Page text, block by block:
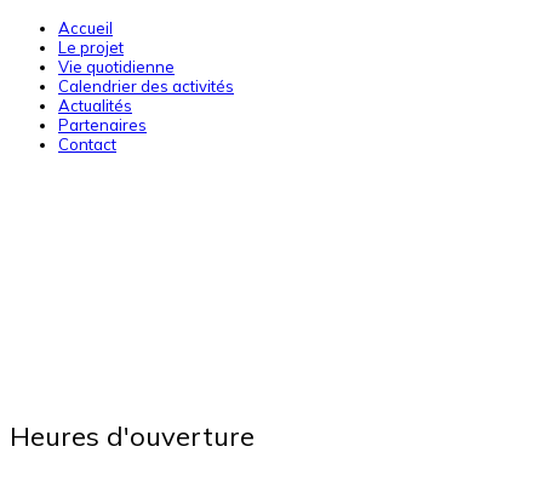
Accueil
Le projet
Vie quotidienne
Calendrier des activités
Actualités
Partenaires
Contact
Heures d'ouverture